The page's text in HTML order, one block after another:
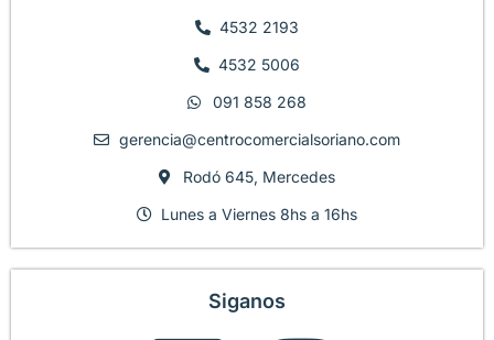
4532 2193
4532 5006
091 858 268
gerencia@centrocomercialsoriano.com
Rodó 645, Mercedes
Lunes a Viernes 8hs a 16hs
Siganos